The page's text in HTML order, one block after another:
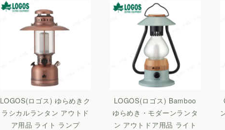
LOGOS(ロゴス) ゆらめきク
ラシカルランタン アウトド
ア用品 ライト ランプ
LOGOS(ロゴス) Bamboo
ゆらめき・モダーンランタ
ン アウトドア用品 ライト